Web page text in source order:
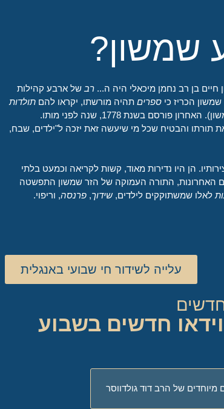
שמשון?
חיים בן רב נחמן מיכאלי היה ה... רב של ארבע קהילות
הכריז כי ספרים תהיה מורשתו, יקראו להם תולדות
(זרע שמשון). האחרון פורסם בשנת 1778, שנה לפני מותו.
והבטיח שכל מי שיעשה זאת יזכה ל"ילדים, שבח,
הן היו נדירות מאוד, קשות לקריאה וכמעט בלתי
האחרונות, התורה העמוקה של הזר שמשון התפשטה
לאלו שמשתוקקים לילדים,שידוך, פרנסה, וריפוי.
עלייה לשידור חי שבועי באנגלית
חדשים בשבוע
מיוחדים של הרב דוד גולדווסר